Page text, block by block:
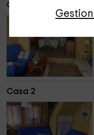
Casa 1
Casa 2